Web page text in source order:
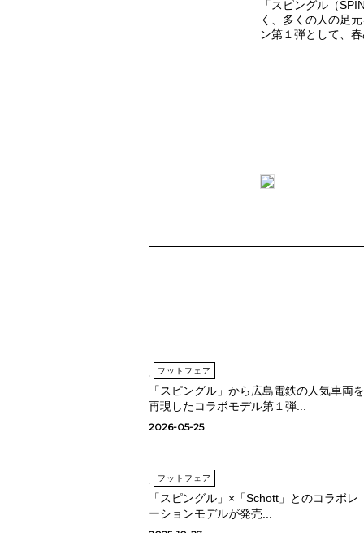
「スピングル（
く、多くの⼈の⾜
ン第１弾として、
フットフェア
「スピングル」から広島電鉄の人気車両を
再現したコラボモデル第１弾...
2026-05-25
フットフェア
「スピングル」×「Schott」とのコラボレ
ーションモデルが発売...